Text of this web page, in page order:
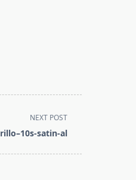
NEXT POST
satin-al